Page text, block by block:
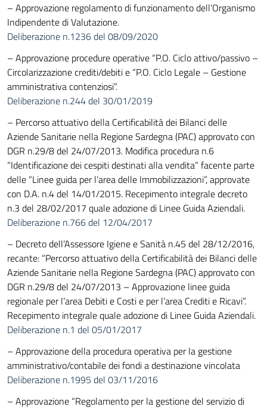
– Approvazione regolamento di funzionamento dell’Organismo
Indipendente di Valutazione.
Deliberazione n.1236 del 08/09/2020
– Approvazione procedure operative “P.O. Ciclo attivo/passivo –
Circolarizzazione crediti/debiti e “P.O. Ciclo Legale – Gestione
amministrativa contenziosi”.
Deliberazione n.244 del 30/01/2019
– Percorso attuativo della Certificabilità dei Bilanci delle
Aziende Sanitarie nella Regione Sardegna (PAC) approvato con
DGR n.29/8 del 24/07/2013. Modifica procedura n.6
“Identificazione dei cespiti destinati alla vendita” facente parte
delle “Linee guida per l’area delle Immobilizzazioni”, approvate
con D.A. n.4 del 14/01/2015. Recepimento integrale decreto
n.3 del 28/02/2017 quale adozione di Linee Guida Aziendali.
Deliberazione n.766 del 12/04/2017
– Decreto dell’Assessore Igiene e Sanità n.45 del 28/12/2016,
recante: “Percorso attuativo della Certificabilità dei Bilanci delle
Aziende Sanitarie nella Regione Sardegna (PAC) approvato con
DGR n.29/8 del 24/07/2013 – Approvazione linee guida
regionale per l’area Debiti e Costi e per l’area Crediti e Ricavi”.
Recepimento integrale quale adozione di Linee Guida Aziendali.
Deliberazione n.1 del 05/01/2017
– Approvazione della procedura operativa per la gestione
amministrativo/contabile dei fondi a destinazione vincolata
Deliberazione n.1995 del 03/11/2016
– Approvazione “Regolamento per la gestione del servizio di